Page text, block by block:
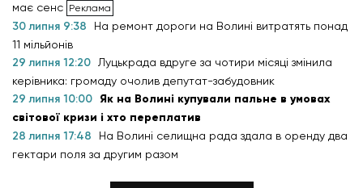
має сенс
30 липня 9:38
На ремонт дороги на Волині витратять понад
11 мільйонів
29 липня 12:20 Луцькрада вдруге за чотири місяці змінила
керівника: громаду очолив депутат-забудовник
29 липня 10:00 Як на Волині купували пальне в умовах
світової кризи і хто переплатив
28 липня 17:48
На Волині селищна рада здала в оренду два
гектари поля за другим разом